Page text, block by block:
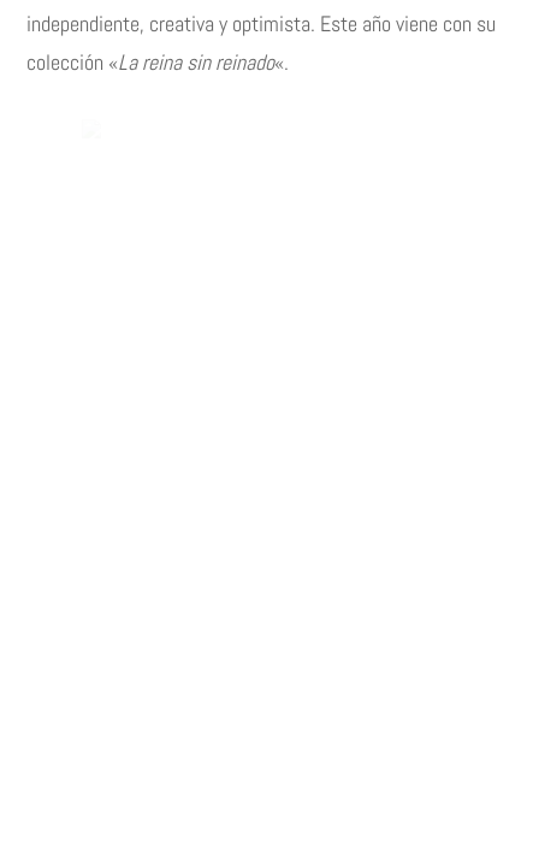
independiente, creativa y optimista. Este año viene con su
colección «La reina sin reinado«.